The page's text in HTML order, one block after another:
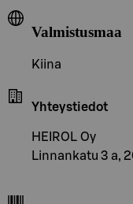
Valmistusmaa
Kiina
Yhteystiedot
HEIROL Oy
Linnankatu 3 a,